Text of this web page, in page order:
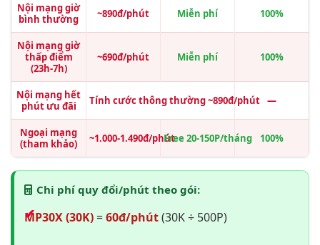
Nội mạng giờ
bình thường
~890đ/phút Miễn phí 100%
Nội mạng giờ
thấp điểm
(23h-7h)
~690đ/phút Miễn phí 100%
Nội mạng hết
phút ưu đãi
Tính cước thông thường ~890đ/phút —
Ngoại mạng
(tham khảo)
~1.000-1.490đ/phútFree 20-150P/tháng 100%
Chi phí quy đổi/phút theo gói:
MP30X (30K) =60đ/phút(30K ÷ 500P)